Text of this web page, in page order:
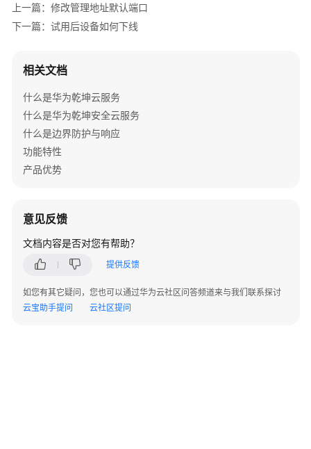
品
介
服
务
通
部
署
户
指
维
上一篇：修改管理地址默认端口
下一篇：试用后设备如何下线
相关文档
什么是华为乾坤云服务
什么是华为乾坤安全云服务
什么是边界防护与响应
功能特性
产品优势
意见反馈
文档内容是否对您有帮助？
提供反馈
如您有其它疑问，您也可以通过华为云社区问答频道来与我们联系探讨
云宝助手提问
云社区提问